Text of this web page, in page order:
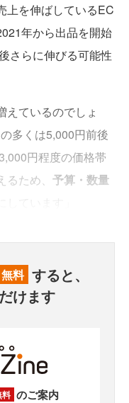
上を伸ばしているEC
年から出品を開始
さらに伸びる可能性
えているのでしょ
多くは5,000円前後
円程度の価格帯
ため、 予算・数量
無料 すると、
けます
料 のご案内